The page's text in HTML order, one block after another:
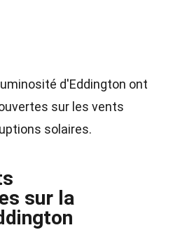
d'Eddington ont
sur les vents
solaires.
sur la